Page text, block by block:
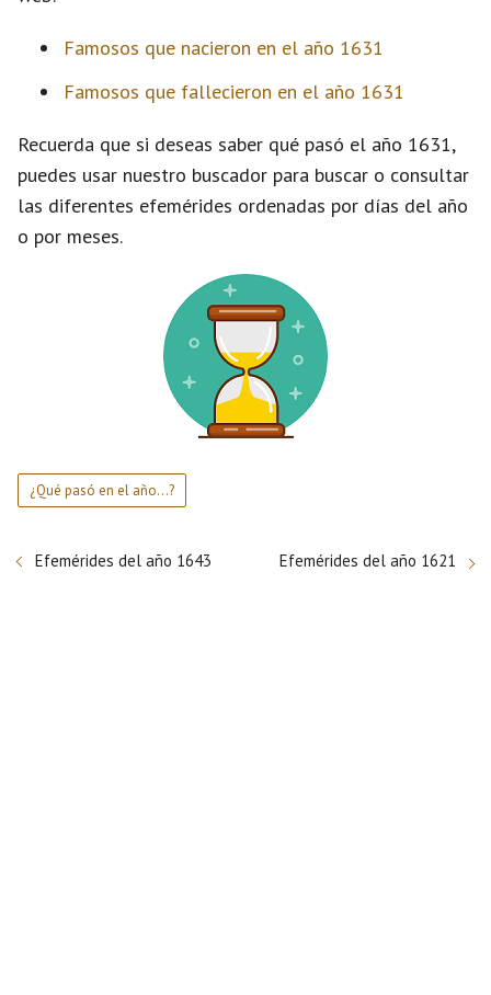
Famosos que nacieron en el año 1631
Famosos que fallecieron en el año 1631
Recuerda que si deseas saber qué pasó el año 1631,
puedes usar nuestro buscador para buscar o consultar
las diferentes efemérides ordenadas por días del año
o por meses.
¿Qué pasó en el año...?
Efemérides del año 1643 Efemérides del año 1621